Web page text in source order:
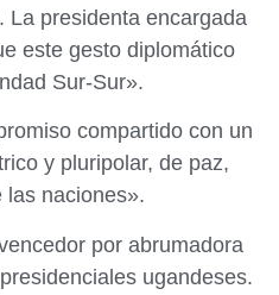
La presidenta encargada
este gesto diplomático
Sur-Sur».
compartido con un
y pluripolar, de paz,
las naciones».
por abrumadora
ugandeses.